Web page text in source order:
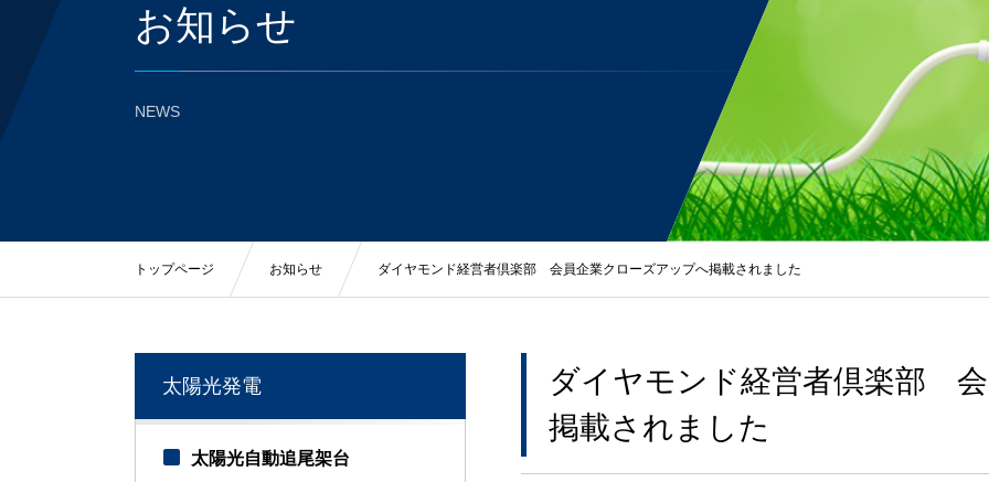
お知らせ
NEWS
トップページ お知らせ ダイヤモンド経営者倶楽部 会員企業クローズアップへ掲載されました
ダイヤモンド経営者倶楽部
掲載されました
太陽光発電
太陽光自動追尾架台